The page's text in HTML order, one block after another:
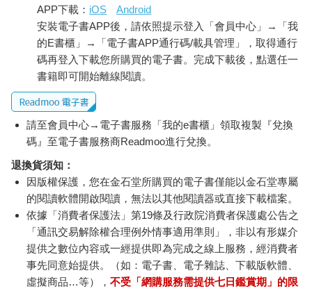
APP下載： iOS
Android
安裝電子書APP後，請依照提示登入「會員中心」→「我
的E書櫃」→「電子書APP通行碼/載具管理」，取得通行
碼再登入下載您所購買的電子書。完成下載後，點選任一
書籍即可開始離線閱讀。
請至會員中心→電子書服務「我的e書櫃」領取複製『兌換
碼』至電子書服務商Readmoo進行兌換。
退換貨須知：
因版權保護，您在金石堂所購買的電子書僅能以金石堂專屬
的閱讀軟體開啟閱讀，無法以其他閱讀器或直接下載檔案。
依據「消費者保護法」第19條及行政院消費者保護處公告之
「通訊交易解除權合理例外情事適用準則」，非以有形媒介
提供之數位內容或一經提供即為完成之線上服務，經消費者
事先同意始提供。（如：電子書、電子雜誌、下載版軟體、
虛擬商品…等），不受「網購服務需提供七日鑑賞期」的限